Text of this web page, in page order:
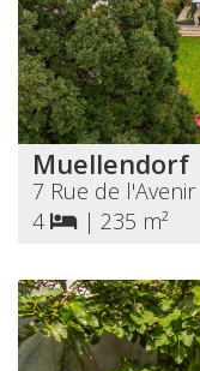
Muellendorf
7 Rue de l'Avenir
4
| 235 m²